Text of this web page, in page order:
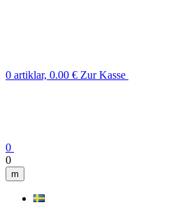
0 artiklar, 0.00 € Zur Kasse
0
0
m